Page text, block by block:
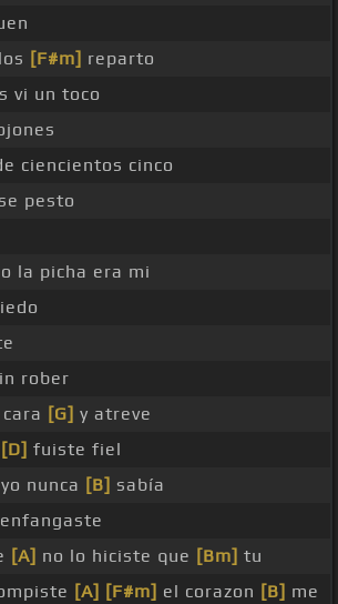
[F#m] reparto
vi un toco
ciencientos cinco
pesto
la picha era mi
rober
[G] y atreve
[D] fuiste fiel
nunca [B] sabía
enfangaste
[A] no lo hiciste que [Bm] tu
[A] [F#m] el corazon [B] me